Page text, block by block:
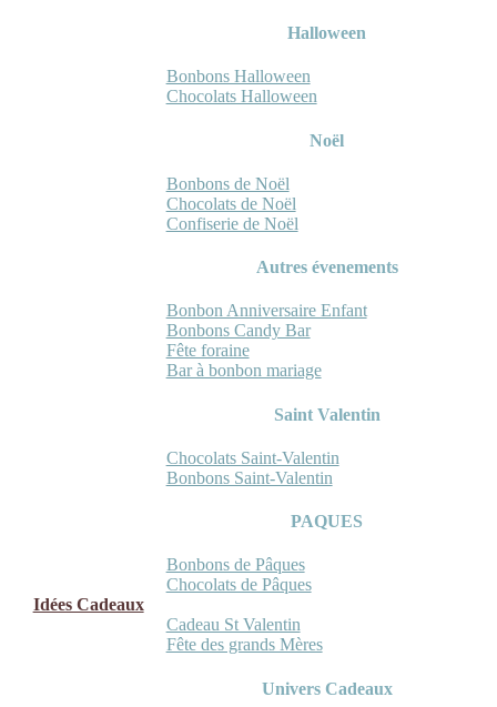
Halloween
Bonbons Halloween
Chocolats Halloween
Noël
Bonbons de Noël
Chocolats de Noël
Confiserie de Noël
Autres évenements
Bonbon Anniversaire Enfant
Bonbons Candy Bar
Fête foraine
Bar à bonbon mariage
Saint Valentin
Chocolats Saint-Valentin
Bonbons Saint-Valentin
PAQUES
Bonbons de Pâques
Chocolats de Pâques
Idées Cadeaux
Cadeau St Valentin
Fête des grands Mères
Univers Cadeaux